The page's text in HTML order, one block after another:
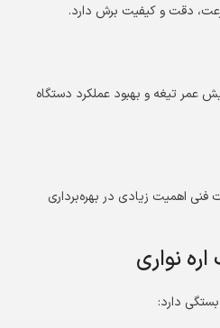
دقت و کیفیت برش دارد.
عمر تیغه و بهبود عملکرد دستگاه
اهمیت زیادی در بهره‌برداری
نواری
دارد: